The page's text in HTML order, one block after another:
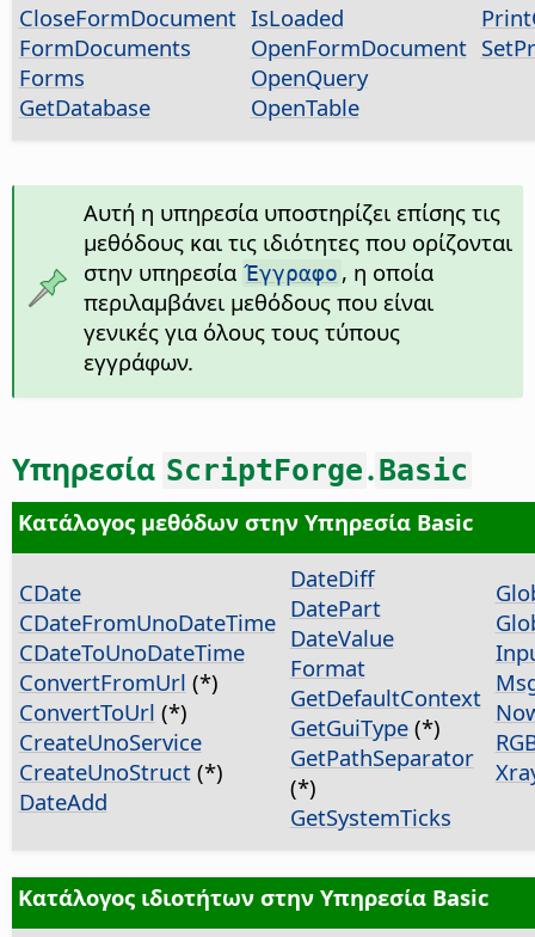
CloseFormDocument
FormDocuments
Forms
GetDatabase
IsLoaded
OpenFormDocument
OpenQuery
OpenTable
Αυτή η υπηρεσία υποστηρίζει επίσης τις
μεθόδους και τις ιδιότητες που ορίζονται
στην υπηρεσία Έγγραφο , η οποία
περιλαμβάνει μεθόδους που είναι
γενικές για όλους τους τύπους
εγγράφων.
Υπηρεσία ScriptForge.Basic
Κατάλογος μεθόδων στην Υπηρεσία Basic
CDate
CDateFromUnoDateTime
CDateToUnoDateTime
ConvertFromUrl (*)
ConvertToUrl (*)
CreateUnoService
CreateUnoStruct(*)
DateAdd
DateDiff
DatePart
DateValue
Format
GetDefaultContext
GetGuiType(*)
GetPathSeparator
(*)
GetSystemTicks
Κατάλογος ιδιοτήτων στην Υπηρεσία Basic